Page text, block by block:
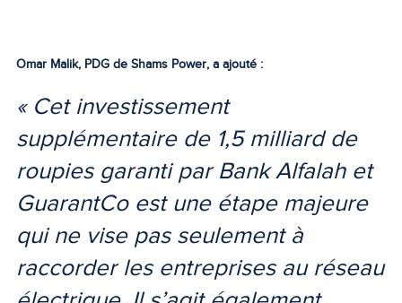
Omar Malik, PDG de Shams Power, a ajouté :
« Cet investissement
supplémentaire de 1,5 milliard de
roupies garanti par Bank Alfalah et
GuarantCo est une étape majeure
qui ne vise pas seulement à
raccorder les entreprises au réseau